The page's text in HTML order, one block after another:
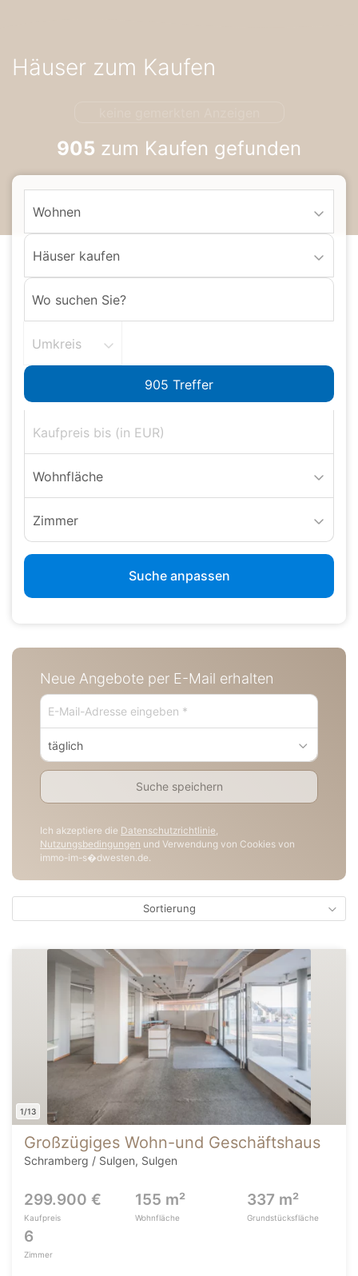
zur
Navigation
Häuser zum Kaufen
905 zum Kaufen gefunden
Wohnen
Häuser kaufen
Umkreis
Wohnfläche
Zimmer
Suche anpassen
Neue Angebote per E-Mail erhalten
täglich
Suche speichern
Ich akzeptiere die Datenschutzrichtlinie,
Nutzungsbedingungen und Verwendung von Cookies von
immo-im-s�dwesten.de.
Sortierung
1/13
Großzügiges Wohn-und Geschäftshaus
Schramberg / Sulgen, Sulgen
299.900 €
Kaufpreis
155 m²
Wohnfläche
337 m²
Grundstücksfläche
6
Zimmer